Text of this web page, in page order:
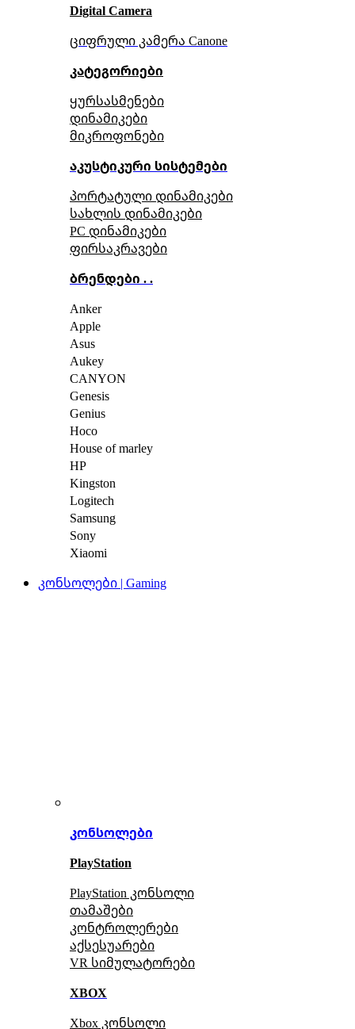
Digital Camera
ციფრული კამერა Сanone
კატეგორიები
ყურსასმენები
დინამიკები
მიკროფონები
აკუსტიკური სისტემები
პორტატული დინამიკები
სახლის დინამიკები
PC დინამიკები
ფირსაკრავები
ბრენდები . .
Anker
Apple
Asus
Aukey
CANYON
Genesis
Genius
Hoco
House of marley
HP
Kingston
Logitech
Samsung
Sony
Xiaomi
კონსოლები | Gaming
კონსოლები
PlayStation
PlayStation კონსოლი
თამაშები
კონტროლერები
აქსესუარები
VR სიმულატორები
XBOX
Xbox კონსოლი